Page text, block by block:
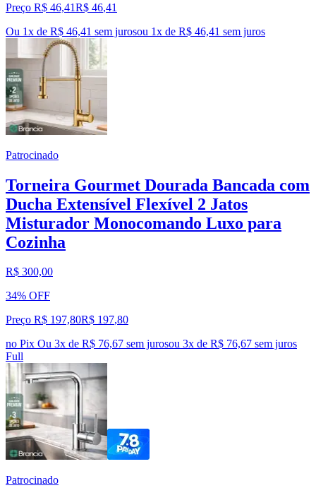
Preço R$ 46,41R$ 46,41
Ou 1x de R$ 46,41 sem jurosou 1x de R$ 46,41 sem juros
Patrocinado
Torneira Gourmet Dourada Bancada com
Ducha Extensível Flexível 2 Jatos
Misturador Monocomando Luxo para
Cozinha
R$ 300,00
34% OFF
Preço R$ 197,80R$ 197,80
no Pix Ou 3x de R$ 76,67 sem jurosou 3x de R$ 76,67 sem juros
Full
Patrocinado